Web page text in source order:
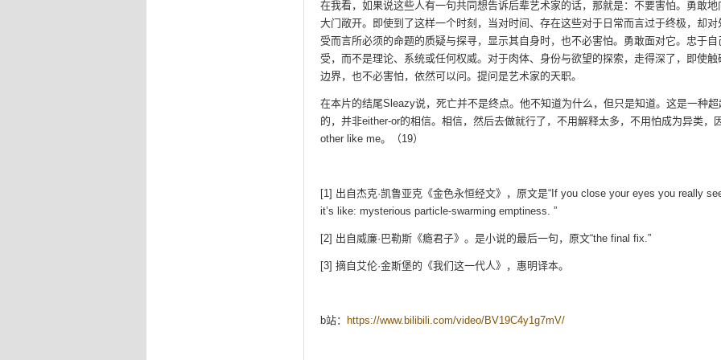
在我看，如果说这些人有一句共同想告诉后辈艺术家的话，那就是：不要害怕。勇敢地
大门敞开。即使到了这样一个时刻，当对时间、存在这些对于日常而言过于终极，却对
受而言所必须的命题的质疑与探寻，显示其自身时，也不必害怕。勇敢面对它。忠于自
受，而不是理论、系统或任何权威。对于肉体、身份与欲望的探索，走得深了，即使触
边界，也不必害怕，依然可以问。提问是艺术家的天职。
在本片的结尾Sleazy说，死亡并不是终点。他不知道为什么，但只是知道。这是一种超
的，并非either-or的相信。相信，然后去做就行了，不用解释太多，不用怕成为异类，
other like me。（19）
[1] 出自杰克·凯鲁亚克《金色永恒经文》，原文是“If you close your eyes you really
it’s like: mysterious particle-swarming emptiness. ”
[2] 出自威廉·巴勒斯《瘾君子》。是小说的最后一句，原文“the final fix.”
[3] 摘自艾伦·金斯堡的《我们这一代人》，惠明译本。
b站： https://www.bilibili.com/video/BV19C4y1g7mV/